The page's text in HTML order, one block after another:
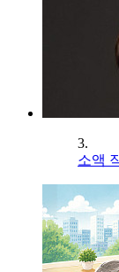
3.
소액